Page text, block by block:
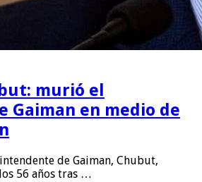
murió el
Gaiman en medio de
de Gaiman, Chubut,
56 años tras …